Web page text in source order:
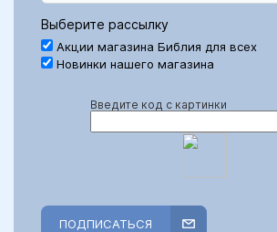
Выберите рассылку
Акции магазина Библия для всех
Новинки нашего магазина
Введите код с картинки
ПОДПИСАТЬСЯ